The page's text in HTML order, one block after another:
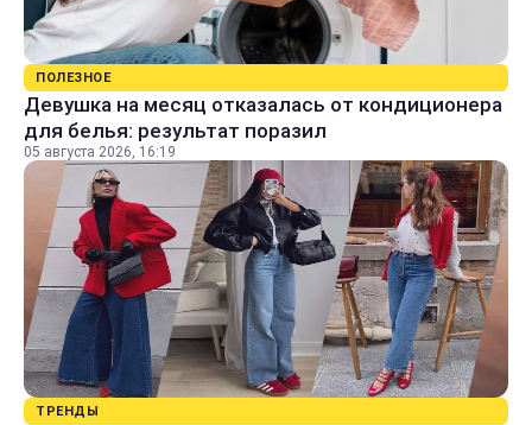
ПОЛЕЗНОЕ
Девушка на месяц отказалась от кондиционера
для белья: результат поразил
05 августа 2026, 16:19
ТРЕНДЫ